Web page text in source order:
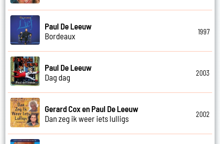
Paul De Leeuw
Bordeaux
1997
Paul De Leeuw
Dag dag
2003
Gerard Cox en Paul De Leeuw
Dan zeg ik weer iets lulligs
2002